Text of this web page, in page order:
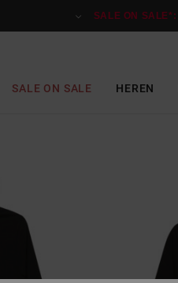
SALE ON SALE*:
SALE ON SALE HEREN